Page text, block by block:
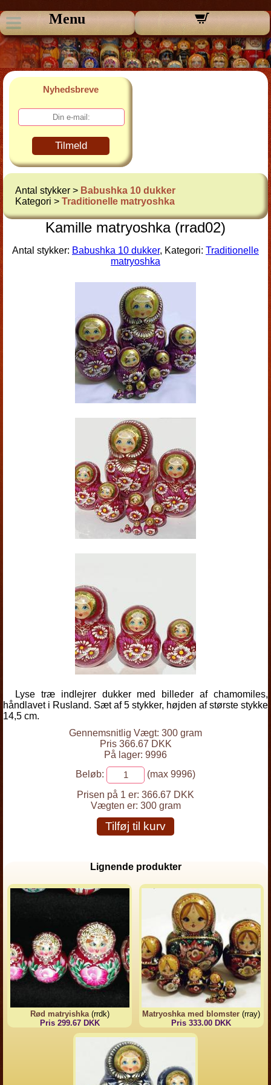
Menu
Nyhedsbreve
Tilmeld
Antal stykker > Babushka 10 dukker
Kategori > Traditionelle matryoshka
Kamille matryoshka (rrad02)
Antal stykker: Babushka 10 dukker, Kategori: Traditionelle
matryoshka
Lyse træ indlejrer dukker med billeder af chamomiles,
håndlavet i Rusland. Sæt af 5 stykker, højden af største stykke
14,5 cm.
Gennemsnitlig Vægt: 300 gram
Pris 366.67 DKK
På lager: 9996
Beløb:
(max 9996)
Prisen på 1 er: 366.67 DKK
Vægten er: 300 gram
Tilføj til kurv
Lignende produkter
Rød matryishka(rrdk)
Pris 299.67 DKK
Matryoshka med blomster (rray)
Pris 333.00 DKK